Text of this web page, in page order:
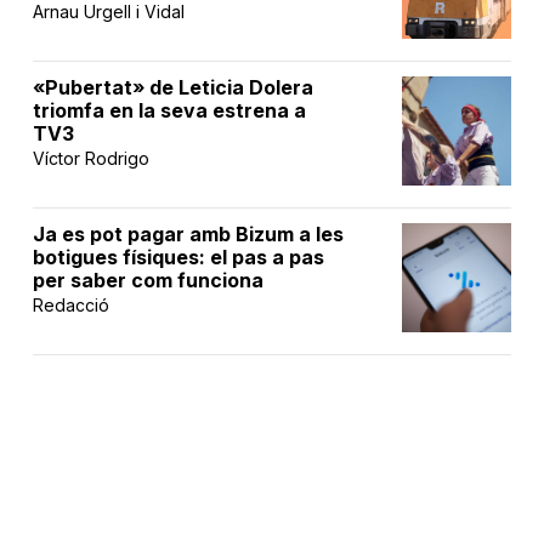
Arnau Urgell i Vidal
«Pubertat» de Leticia Dolera
triomfa en la seva estrena a
TV3
Víctor Rodrigo
Ja es pot pagar amb Bizum a les
botigues físiques: el pas a pas
per saber com funciona
Redacció